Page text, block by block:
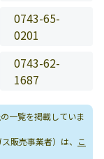
0743-65-
0201
0743-62-
1687
一覧を掲載していま
販売事業者）は、
こ